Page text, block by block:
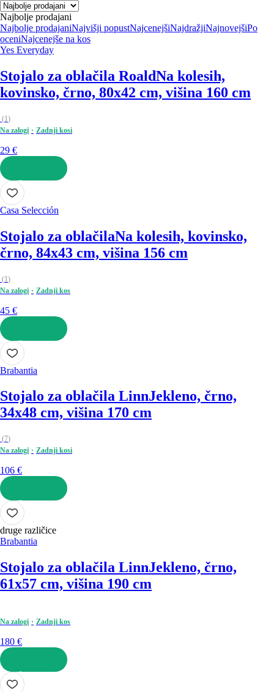
Najbolje prodajani
Najbolje prodajaniNajvišji popustNajcenejšiNajdražjiNajnovejšiPo
oceniNajcenejše na kos
Yes Everyday
Stojalo za oblačila RoaldNa kolesih,
kovinsko, črno, 80x42 cm, višina 160 cm
(1)
Na zalogi
Zadnji kosi
29 €
V KOŠARICO
Casa Selección
Stojalo za oblačilaNa kolesih, kovinsko,
črno, 84x43 cm, višina 156 cm
(1)
Na zalogi
Zadnji kos
45 €
V KOŠARICO
Brabantia
Stojalo za oblačila LinnJekleno, črno,
34x48 cm, višina 170 cm
(7)
Na zalogi
Zadnji kosi
106 €
V KOŠARICO
druge različice
Brabantia
Stojalo za oblačila LinnJekleno, črno,
61x57 cm, višina 190 cm
Na zalogi Zadnji kos
180 €
V KOŠARICO